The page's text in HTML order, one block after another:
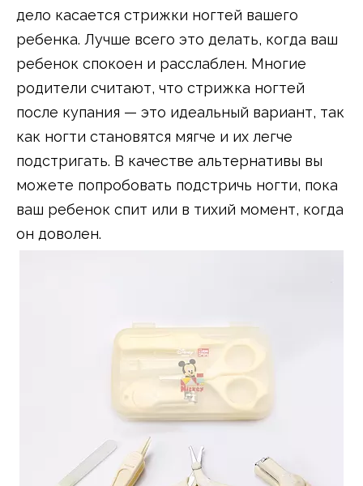
дело касается стрижки ногтей вашего
ребенка. Лучше всего это делать, когда ваш
ребенок спокоен и расслаблен. Многие
родители считают, что стрижка ногтей
после купания — это идеальный вариант, так
как ногти становятся мягче и их легче
подстригать. В качестве альтернативы вы
можете попробовать подстричь ногти, пока
ваш ребенок спит или в тихий момент, когда
он доволен.